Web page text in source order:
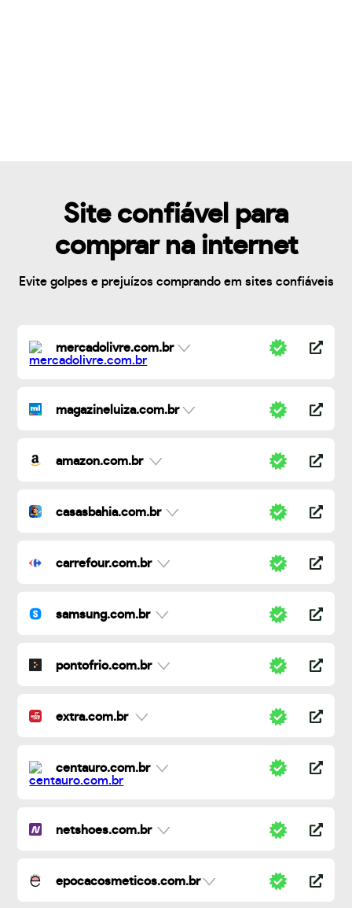
Site confiável para
comprar na internet
Evite golpes e prejuízos comprando em sites confiáveis
mercadolivre.com.br
magazineluiza.com.br
amazon.com.br
casasbahia.com.br
carrefour.com.br
samsung.com.br
pontofrio.com.br
extra.com.br
centauro.com.br
netshoes.com.br
epocacosmeticos.com.br